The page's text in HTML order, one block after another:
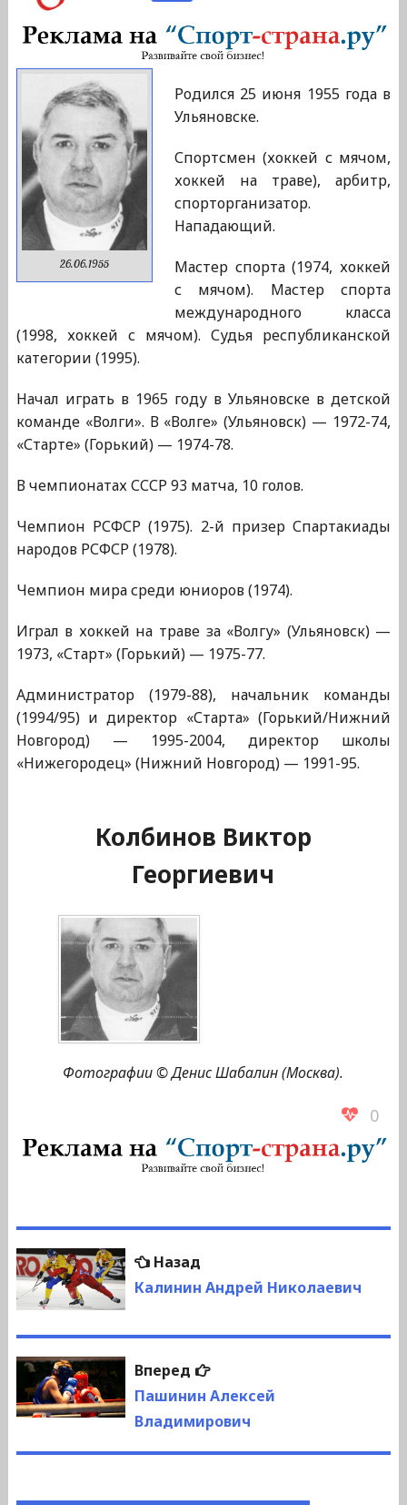
26.06.1955
Родился 25 июня 1955 года в
Ульяновске.
Спортсмен (хоккей с мячом,
хоккей на траве), арбитр,
спорторганизатор.
Нападающий.
Мастер спорта (1974, хоккей
с мячом). Мастер спорта
международного класса
(1998, хоккей с мячом). Судья республиканской
категории (1995).
Начал играть в 1965 году в Ульяновске в детской
команде «Волги». В «Волге» (Ульяновск) — 1972-74,
«Старте» (Горький) — 1974-78.
В чемпионатах СССР 93 матча, 10 голов.
Чемпион РСФСР (1975). 2-й призер Спартакиады
народов РСФСР (1978).
Чемпион мира среди юниоров (1974).
Играл в хоккей на траве за «Волгу» (Ульяновск) —
1973, «Старт» (Горький) — 1975-77.
Администратор (1979-88), начальник команды
(1994/95) и директор «Старта» (Горький/Нижний
Новгород) — 1995-2004, директор школы
«Нижегородец» (Нижний Новгород) — 1991-95.
Колбинов Виктор
Георгиевич
Фотографии © Денис Шабалин (Москва).
0
Навигация
по
записям
НазадПредыдущая
запись:
Калинин Андрей Николаевич
Вперед
Следующая
запись:
Пашинин Алексей
Владимирович